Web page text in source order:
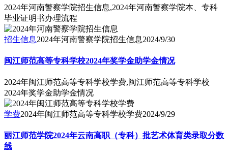
2024年河南警察学院招生信息,2024年河南警察学院本、专科
毕业证明书办理流程
招生信息2024年河南警察学院招生信息2024/9/30
闽江师范高等专科学校2024年奖学金助学金情况
2024年闽江师范高等专科学校学费,闽江师范高等专科学校
2024年奖学金助学金情况
学费2024年闽江师范高等专科学校学费2024/9/29
丽江师范学院2024年云南高职（专科）批艺术体育类录取分数
线